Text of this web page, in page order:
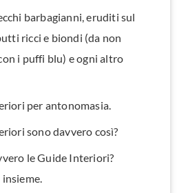
barbagianni, eruditi sul
ricci e biondi (da non
i puffi blu) e ogni altro
per antonomasia.
sono davvero così?
le Guide Interiori?